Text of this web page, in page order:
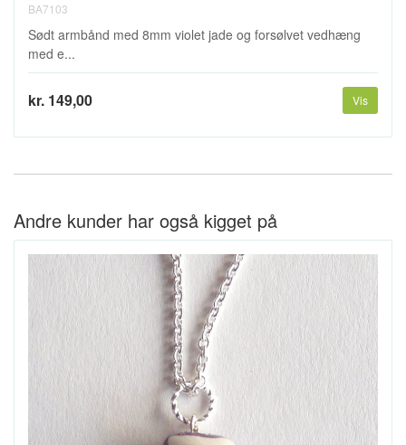
BA7103
Sødt armbånd med 8mm violet jade og forsølvet vedhæng
med e...
kr. 149,00 Vis
Andre kunder har også kigget på